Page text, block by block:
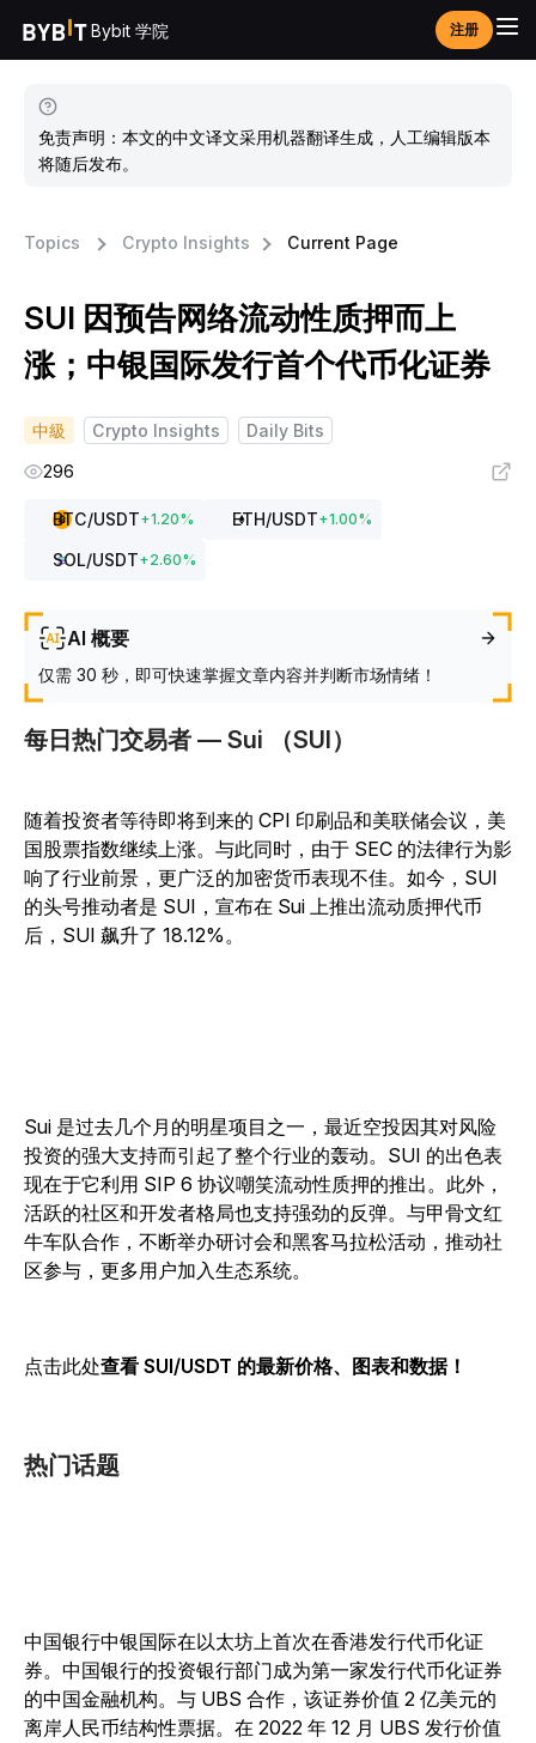
Bybit 学院 注册
免责声明：本文的中文译文采用机器翻译生成，人工编辑版本
将随后发布。
Topics Crypto Insights Current Page
SUI 因预告网络流动性质押而上
涨；中银国际发行首个代币化证券
中級 Crypto Insights
Daily Bits
296
BTC/USDT+1.20% ETH/USDT+1.00%
SOL/USDT+2.60%
AI 概要
仅需 30 秒，即可快速掌握文章内容并判断市场情绪！
每日热门交易者 — Sui （SUI）
随着投资者等待即将到来的 CPI 印刷品和美联储会议，美
国股票指数继续上涨。与此同时，由于 SEC 的法律行为影
响了行业前景，更广泛的加密货币表现不佳。如今，SUI
的头号推动者是 SUI，宣布在 Sui 上推出流动质押代币
后，SUI 飙升了 18.12%。
Sui 是过去几个月的明星项目之一，最近空投因其对风险
投资的强大支持而引起了整个行业的轰动。SUI 的出色表
现在于它利用 SIP 6 协议嘲笑流动性质押的推出。此外，
活跃的社区和开发者格局也支持强劲的反弹。与甲骨文红
牛车队合作，不断举办研讨会和黑客马拉松活动，推动社
区参与，更多用户加入生态系统。
点击此处查看 SUI/USDT 的最新价格、图表和数据！
热门话题
中国银行中银国际在以太坊上首次在香港发行代币化证
券。中国银行的投资银行部门成为第一家发行代币化证券
的中国金融机构。与 UBS 合作，该证券价值 2 亿美元的
离岸人民币结构性票据。在 2022 年 12 月 UBS 发行价值